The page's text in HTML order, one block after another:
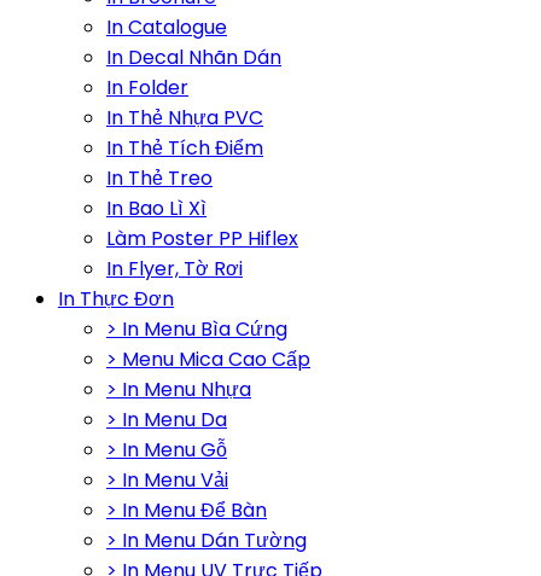
In Catalogue
In Decal Nhãn Dán
In Folder
In Thẻ Nhựa PVC
In Thẻ Tích Điểm
In Thẻ Treo
In Bao Lì Xì
Làm Poster PP Hiflex
In Flyer, Tờ Rơi
In Thực Đơn
> In Menu Bìa Cứng
> Menu Mica Cao Cấp
> In Menu Nhựa
> In Menu Da
> In Menu Gỗ
> In Menu Vải
> In Menu Để Bàn
> In Menu Dán Tường